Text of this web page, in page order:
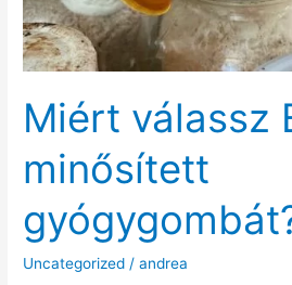
Miért válassz
minősített
Uncategorized /andrea